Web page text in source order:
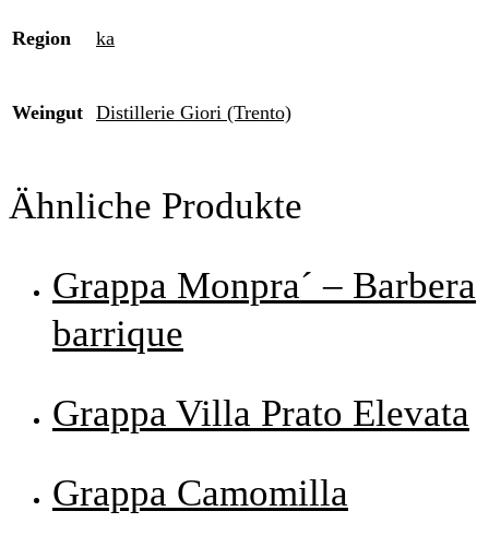
Region ka
Weingut Distillerie Giori (Trento)
Ähnliche Produkte
Grappa Monpra´ – Barbera
barrique
Grappa Villa Prato Elevata
Grappa Camomilla